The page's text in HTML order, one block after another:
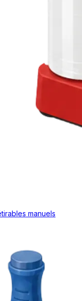
manuels